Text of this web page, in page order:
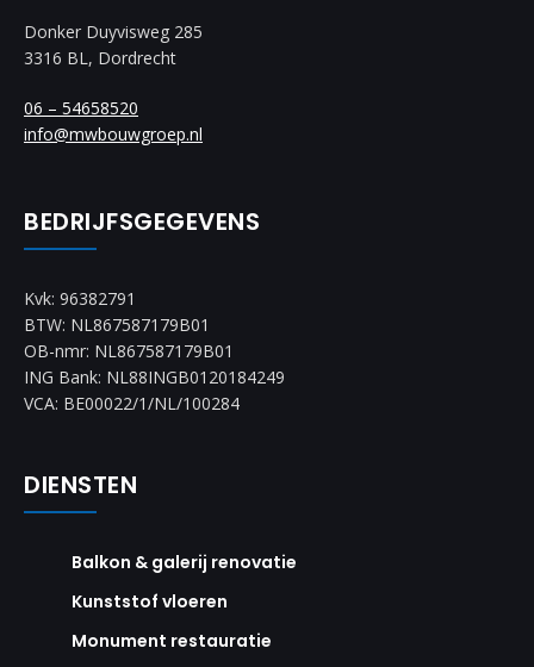
Donker Duyvisweg 285
3316 BL, Dordrecht
06 – 54658520
info@mwbouwgroep.nl
BEDRIJFSGEGEVENS
Kvk: 96382791
BTW: NL867587179B01
OB-nmr: NL867587179B01
ING Bank: NL88INGB0120184249
VCA: BE00022/1/NL/100284
DIENSTEN
Balkon & galerij renovatie
Kunststof vloeren
Monument restauratie